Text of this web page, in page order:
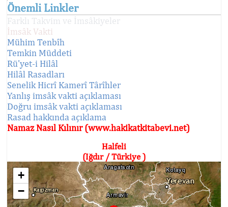
Önemli Linkler
Farklı Takvim ve İmsâkiyeler
İmsâk Vakti
Mühim Tenbîh
Temkin Müddeti
Rü'yet-i Hilâl
Hilâl Rasadları
Senelik Hicrî Kamerî Târîhler
Yanlış imsâk vakti açıklaması
Doğru imsâk vakti açıklaması
Rasad hakkında açıklama
Namaz Nasıl Kılınır (www.hakikatkitabevi.net)
Halfeli
(Iğdır / Türkiye )
+
−